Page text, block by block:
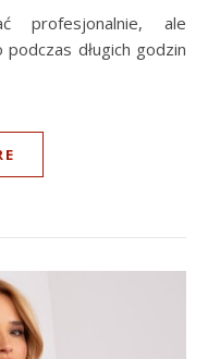
profesjonalnie, ale
długich godzin